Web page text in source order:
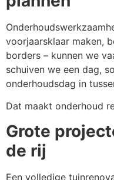
voorjaarsklaar maken,
borders – kunnen we
schuiven we een dag,
onderhoudsdag in
Dat maakt onderhoud
Grote
de rij
Een volledige